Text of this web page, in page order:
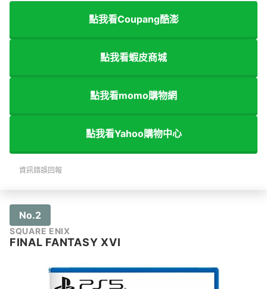
點我看Coupang酷澎
點我看蝦皮商城
點我看momo購物網
點我看Yahoo購物中心
資訊錯誤回報
No.2
SQUARE ENIX
FINAL FANTASY XVI